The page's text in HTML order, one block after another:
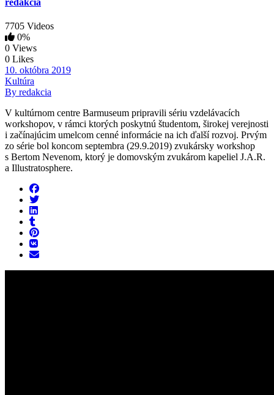
7705 Videos
0%
0 Views
0 Likes
10. októbra 2019
Kultúra
By redakcia
V kultúrnom centre Barmuseum pripravili sériu vzdelávacích
workshopov, v rámci ktorých poskytnú študentom, širokej verejnosti
i začínajúcim umelcom cenné informácie na ich ďalší rozvoj. Prvým
zo série bol koncom septembra (29.9.2019) zvukársky workshop
s Bertom Nevenom, ktorý je domovským zvukárom kapeliel J.A.R.
a Illustratosphere.